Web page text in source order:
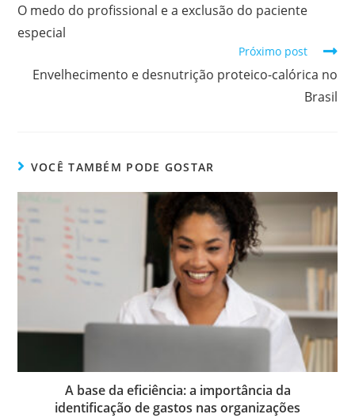
O medo do profissional e a exclusão do paciente
especial
Próximo post
Envelhecimento e desnutrição proteico-calórica no
Brasil
VOCÊ TAMBÉM PODE GOSTAR
A base da eficiência: a importância da
identificação de gastos nas organizações